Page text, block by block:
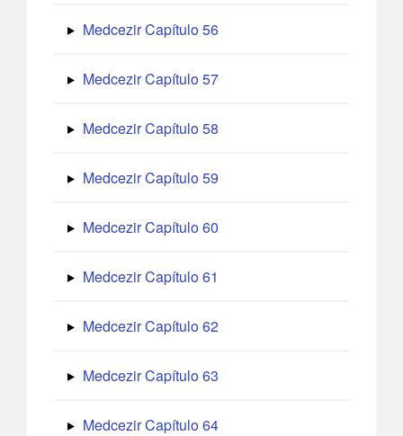
Medcezir Capítulo 56
Medcezir Capítulo 57
Medcezir Capítulo 58
Medcezir Capítulo 59
Medcezir Capítulo 60
Medcezir Capítulo 61
Medcezir Capítulo 62
Medcezir Capítulo 63
Medcezir Capítulo 64